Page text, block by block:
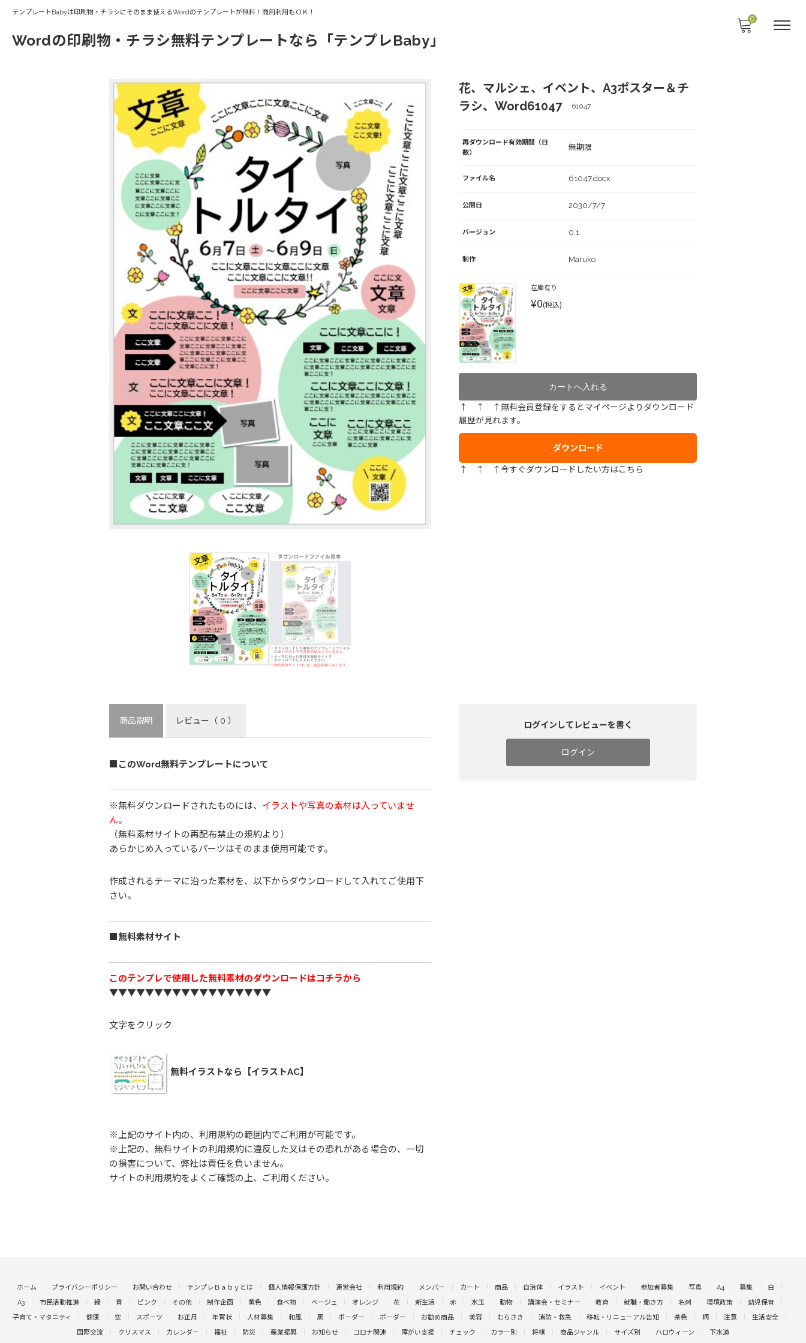
テンプレートBabyは印刷物・チラシにそのまま使えるWordのテンプレートが無料！商用利用もＯＫ！
Wordの印刷物・チラシ無料テンプレートなら「テンプレBaby」
0
花、マルシェ、イベント、A3ポスター＆チ
ラシ、Word61047
61047
再ダウンロード有効期間（日
数）
無期限
ファイル名 61047.docx
公開日 2030/7/7
バージョン 0.1
制作 Maruko
在庫有り
¥0(税込)
↑ ↑ ↑無料会員登録をするとマイページよりダウンロード
履歴が見れます。
ダウンロード
↑ ↑ ↑今すぐダウンロードしたい方はこちら
商品説明 レビュー （ 0 ）
■このWord無料テンプレートについて
※無料ダウンロードされたものには、 イラストや写真の素材は入っていませ
ん。
（無料素材サイトの再配布禁止の規約より）
あらかじめ入っているパーツはそのまま使用可能です。
作成されるテーマに沿った素材を、以下からダウンロードして入れてご使用下
さい。
■無料素材サイト
このテンプレで使用した無料素材のダウンロードはコチラから
▼▼▼▼▼▼▼▼▼▼▼▼▼▼▼▼▼▼
文字をクリック
無料イラストなら【イラストAC】
※上記のサイト内の、利用規約の範囲内でご利用が可能です。
※上記の、無料サイトの利用規約に違反した又はその恐れがある場合の、一切
の損害について、弊社は責任を負いません。
サイトの利用規約をよくご確認の上、ご利用ください。
ログインしてレビューを書く
ログイン
ホーム プライバシーポリシー お問い合わせ テンプレＢａｂｙとは 個人情報保護方針 運営会社 利用規約 メンバー カート 商品 自治体 イラスト イベント 参加者募集 写真 A4 募集
白
A3
市民活動推進 緑 青 ピンク その他 制作企画 黄色 食べ物 ベージュ オレンジ 花 新生活 赤 水玉 動物 講演会・セミナー 教育 就職・働き方 名刺 環境政策
幼児保育
子育て・マタニティ
健康 空 スポーツ お正月 年賀状 人材募集 和風 黒 ボーダー ボーダー お勧め商品 美容 むらさき 消防・救急 移転・リニューアル告知 茶色 柄 注意
生活安全
国際交流
クリスマス カレンダー 福祉 防災 産業振興 お知らせ コロナ関連 障がい支援 チェック カラー別 将棋 商品ジャンル サイズ別 ハロウィーン 下水道